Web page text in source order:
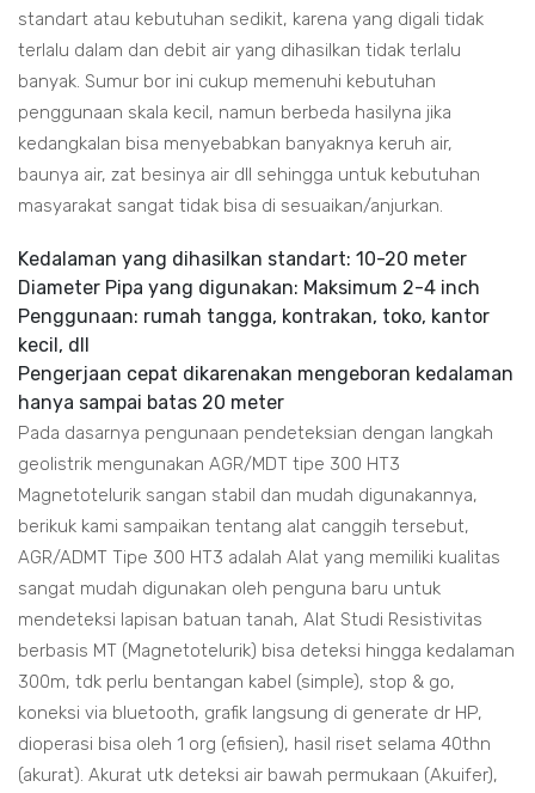
standart atau kebutuhan sedikit, karena yang digali tidak
terlalu dalam dan debit air yang dihasilkan tidak terlalu
banyak. Sumur bor ini cukup memenuhi kebutuhan
penggunaan skala kecil, namun berbeda hasilyna jika
kedangkalan bisa menyebabkan banyaknya keruh air,
baunya air, zat besinya air dll sehingga untuk kebutuhan
masyarakat sangat tidak bisa di sesuaikan/anjurkan.
Kedalaman yang dihasilkan standart: 10-20 meter
Diameter Pipa yang digunakan: Maksimum 2-4 inch
Penggunaan: rumah tangga, kontrakan, toko, kantor
kecil, dll
Pengerjaan cepat dikarenakan mengeboran kedalaman
hanya sampai batas 20 meter
Pada dasarnya pengunaan pendeteksian dengan langkah
geolistrik mengunakan AGR/MDT tipe 300 HT3
Magnetotelurik sangan stabil dan mudah digunakannya,
berikuk kami sampaikan tentang alat canggih tersebut,
AGR/ADMT Tipe 300 HT3 adalah Alat yang memiliki kualitas
sangat mudah digunakan oleh penguna baru untuk
mendeteksi lapisan batuan tanah, Alat Studi Resistivitas
berbasis MT (Magnetotelurik) bisa deteksi hingga kedalaman
300m, tdk perlu bentangan kabel (simple), stop & go,
koneksi via bluetooth, grafik langsung di generate dr HP,
dioperasi bisa oleh 1 org (efisien), hasil riset selama 40thn
(akurat). Akurat utk deteksi air bawah permukaan (Akuifer),